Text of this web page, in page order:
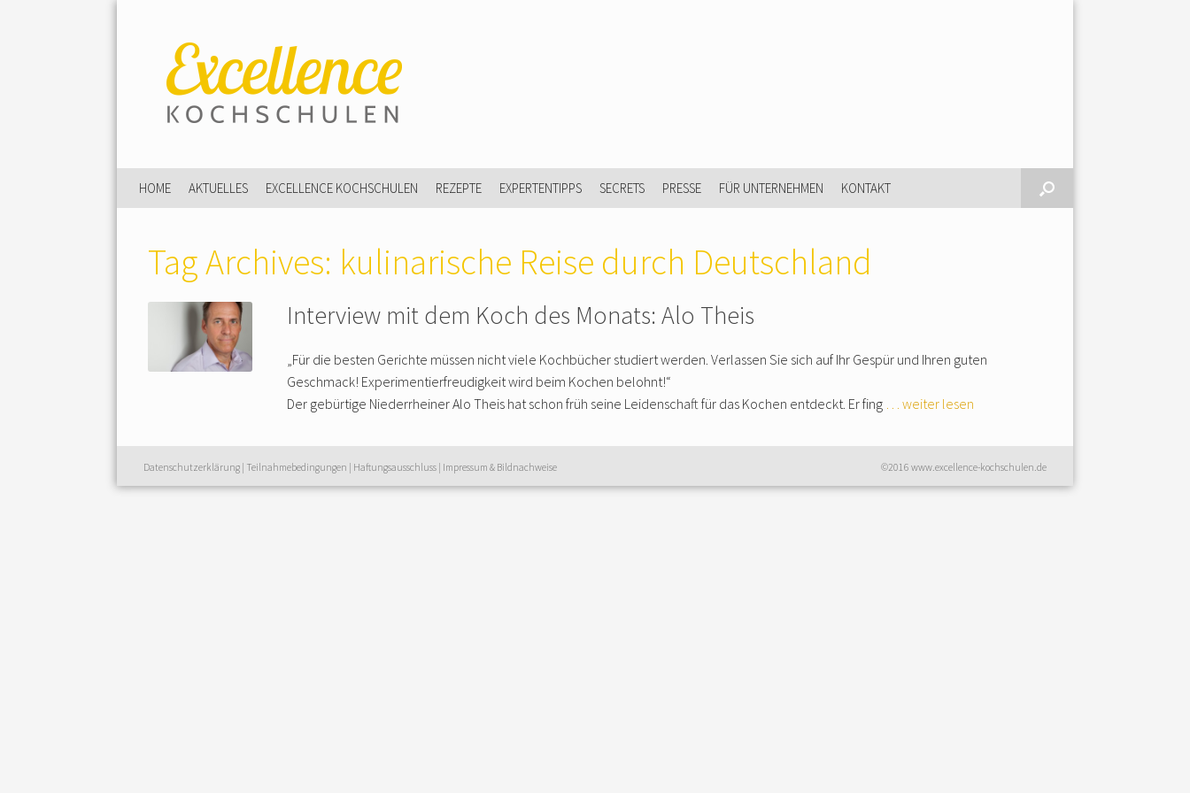
HOME AKTUELLES EXCELLENCE KOCHSCHULEN REZEPTE EXPERTENTIPPS SECRETS PRESSE FÜR UNTERNEHMEN KONTAKT
Tag Archives: kulinarische Reise durch Deutschland
Interview mit dem Koch des Monats: Alo Theis
„Für die besten Gerichte müssen nicht viele Kochbücher studiert werden. Verlassen Sie sich auf Ihr Gespür und Ihren guten
Geschmack! Experimentierfreudigkeit wird beim Kochen belohnt!“
Der gebürtige Niederrheiner Alo Theis hat schon früh seine Leidenschaft für das Kochen entdeckt. Er fing
… weiter lesen
Datenschutzerklärung | Teilnahmebedingungen | Haftungsausschluss | Impressum & Bildnachweise ©2016 www.excellence-kochschulen.de